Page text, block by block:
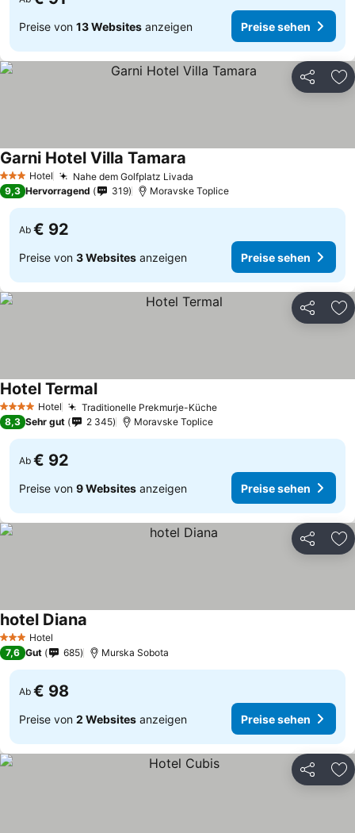
Preise von 13 Websites anzeigen Preise sehen
Teilen
3 SterneHotel Nahe dem Golfplatz Livada
Garni Hotel Villa Tamara
9,3 Hervorragend 319 Moravske Toplice
Ab € 92
Preise von 3 Websites anzeigen Preise sehen
Teilen
4 Sterne Hotel Traditionelle Prekmurje-KüchePreise sehen
Hotel TermalPreise sehen
8,3 Sehr gut 2 345 Moravske Toplice
Ab € 92
Preise von 9 Websites anzeigen Preise sehen
Teilen
3 SterneHotel
hotel Diana
7,6 Gut 685 Murska Sobota
Ab € 98
Preise von 2 Websites anzeigen Preise sehen
Teilen